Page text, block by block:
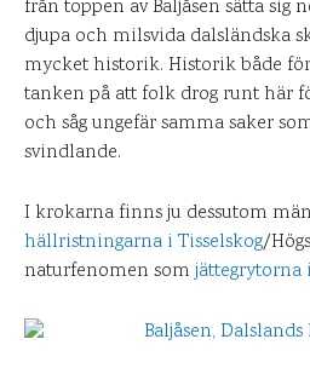
från toppen av Baljåsen sätta sig
djupa och milsvida dalsländska
mycket historik. Historik både
tanken på att folk drog runt här
och såg ungefär samma saker
svindlande.
I krokarna finns ju dessutom
hällristningarna i Tisselskog/
naturfenomen somjättegrytorna